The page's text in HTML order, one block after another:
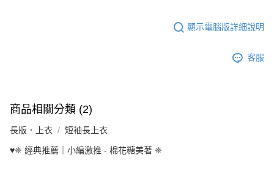
顯示電腦版詳細說明
客服
商品相關分類 (2)
長版．上衣 短袖長上衣
♥️❈ 經典推薦｜小編激推 - 棉花糖美著 ❈